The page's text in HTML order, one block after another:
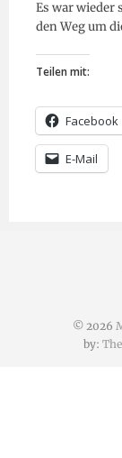
Es war wieder
den Weg um
Teilen mit:
Facebook
E-Mail
© 2026
by: